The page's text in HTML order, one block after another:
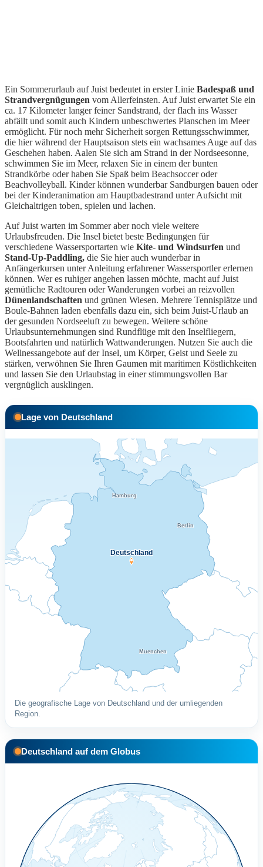
Ein Sommerurlaub auf Juist bedeutet in erster Linie Badespaß und
Strandvergnügungen vom Allerfeinsten. Auf Juist erwartet Sie ein
ca. 17 Kilometer langer feiner Sandstrand, der flach ins Wasser
abfällt und somit auch Kindern unbeschwertes Planschen im Meer
ermöglicht. Für noch mehr Sicherheit sorgen Rettungsschwimmer,
die hier während der Hauptsaison stets ein wachsames Auge auf das
Geschehen haben. Aalen Sie sich am Strand in der Nordseesonne,
schwimmen Sie im Meer, relaxen Sie in einem der bunten
Strandkörbe oder haben Sie Spaß beim Beachsoccer oder
Beachvolleyball. Kinder können wunderbar Sandburgen bauen oder
bei der Kinderanimation am Hauptbadestrand unter Aufsicht mit
Gleichaltrigen toben, spielen und lachen.
Auf Juist warten im Sommer aber noch viele weitere
Urlaubsfreuden. Die Insel bietet beste Bedingungen für
verschiedene Wassersportarten wie Kite- und Windsurfen und
Stand-Up-Paddling, die Sie hier auch wunderbar in
Anfängerkursen unter Anleitung erfahrener Wassersportler erlernen
können. Wer es ruhiger angehen lassen möchte, macht auf Juist
gemütliche Radtouren oder Wanderungen vorbei an reizvollen
Dünenlandschaften und grünen Wiesen. Mehrere Tennisplätze und
Boule-Bahnen laden ebenfalls dazu ein, sich beim Juist-Urlaub an
der gesunden Nordseeluft zu bewegen. Weitere schöne
Urlaubsunternehmungen sind Rundflüge mit den Inselfliegern,
Bootsfahrten und natürlich Wattwanderungen. Nutzen Sie auch die
Wellnessangebote auf der Insel, um Körper, Geist und Seele zu
stärken, verwöhnen Sie Ihren Gaumen mit maritimen Köstlichkeiten
und lassen Sie den Urlaubstag in einer stimmungsvollen Bar
vergnüglich ausklingen.
Lage von Deutschland
Berlin
Muenchen
Hamburg
Deutschland
Die geografische Lage von Deutschland und der umliegenden
Region.
Deutschland auf dem Globus